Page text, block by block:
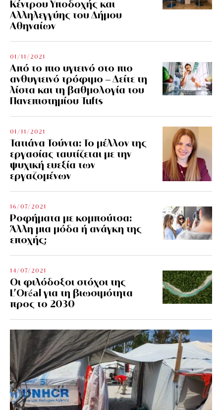
Κέντρου Υποδοχής και
Αλληλεγγύης του Δήμου
Αθηναίων
01/11/2021
Από το πιο υγιεινό στο πιο
ανθυγιεινό τρόφιμο – Δείτε τη
λίστα και τη βαθμολογία του
Πανεπιστημίου Tufts
01/11/2021
Τατιάνα Τούντα: Το μέλλον της
εργασίας ταυτίζεται με την
ψυχική ευεξία των
εργαζομένων
16/07/2021
Ροφήματα με κομπούτσα:
Άλλη μια μόδα ή ανάγκη της
εποχής;
14/07/2021
Οι φιλόδοξοι στόχοι της
L’Oréal για τη βιωσιμότητα
προς το 2030